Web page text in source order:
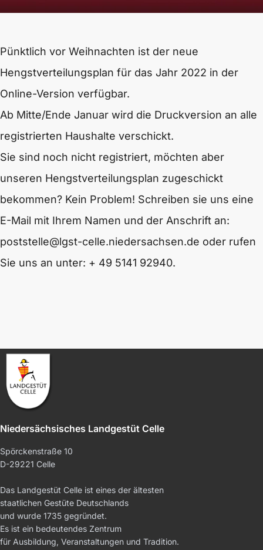
Pünktlich vor Weihnachten ist der neue
Hengstverteilungsplan für das Jahr 2022 in der
Online-Version verfügbar.
Ab Mitte/Ende Januar wird die Druckversion an alle
registrierten Haushalte verschickt.
Sie sind noch nicht registriert, möchten aber
unseren Hengstverteilungsplan zugeschickt
bekommen? Kein Problem! Schreiben sie uns eine
E-Mail mit Ihrem Namen und der Anschrift an:
poststelle@lgst-celle.niedersachsen.de oder rufen
Sie uns an unter: + 49 5141 92940.
Niedersächsisches Landgestüt Celle
Spörckenstraße 10
D-29221 Celle
Das Landgestüt Celle ist eines der ältesten
staatlichen Gestüte Deutschlands
und wurde 1735 gegründet.
Es ist ein bedeutendes Zentrum
für Ausbildung, Veranstaltungen und Tradition.